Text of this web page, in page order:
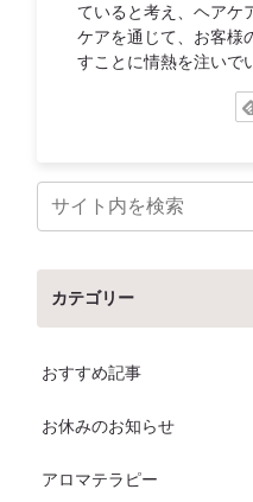
ていると考え、ヘアケ
ケアを通じて、お客様
すことに情熱を注いで
カテゴリー
おすすめ記事
お休みのお知らせ
アロマテラピー